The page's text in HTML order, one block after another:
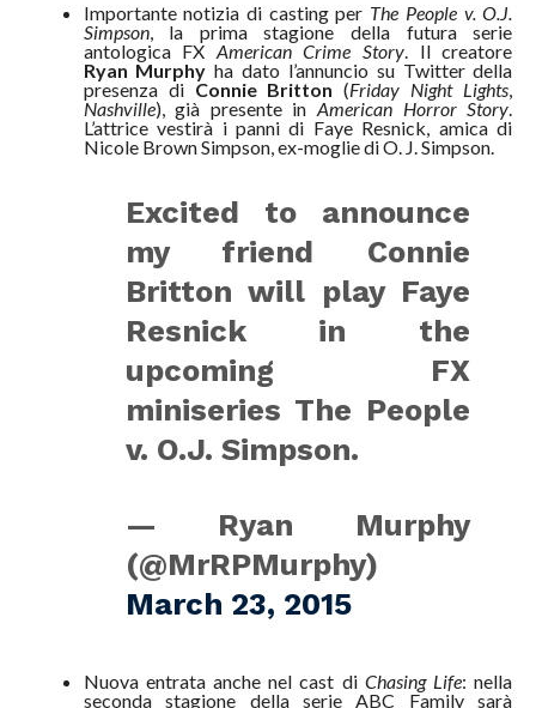
Importante notizia di casting per The People v. O.J.
Simpson, la prima stagione della futura serie
antologica FX American Crime Story. Il creatore
Ryan Murphy ha dato l’annuncio su Twitter della
presenza di Connie Britton(Friday Night Lights,
Nashville), già presente inAmerican Horror Story.
L’attrice vestirà i panni di Faye Resnick, amica di
Nicole Brown Simpson, ex-moglie di O. J. Simpson.
Excited to announce
my friend Connie
Britton will play Faye
Resnick in the
upcoming FX
miniseries The People
v. O.J. Simpson.
— Ryan Murphy
(@MrRPMurphy)
March 23, 2015
Nuova entrata anche nel cast di Chasing Life: nella
seconda stagione della serie ABC Family sarà